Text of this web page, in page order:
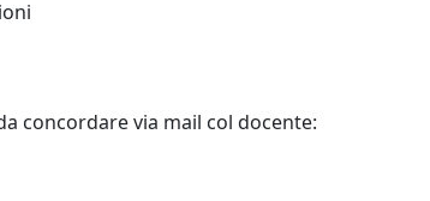
concordare via mail col docente: